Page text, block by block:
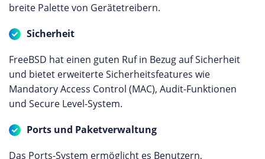
breite Palette von Gerätetreibern.
Sicherheit
FreeBSD hat einen guten Ruf in Bezug auf Sicherheit
und bietet erweiterte Sicherheitsfeatures wie
Mandatory Access Control (MAC), Audit-Funktionen
und Secure Level-System.
Ports und Paketverwaltung
Das Ports-System ermöglicht es Benutzern,